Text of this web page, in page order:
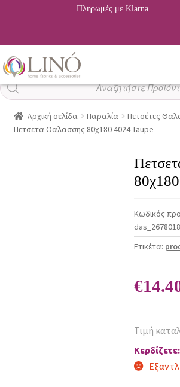
Πληρωμές με Klarna
Αναζήτηση
προϊόντων
Αρχική σελίδα Παραλία
Πετσέτες
Πετσετα Θαλασσης 80χ180 4024 Taupe
Κωδικός
Ετικέτα:
€
Τιμή
Κερδίζετε: